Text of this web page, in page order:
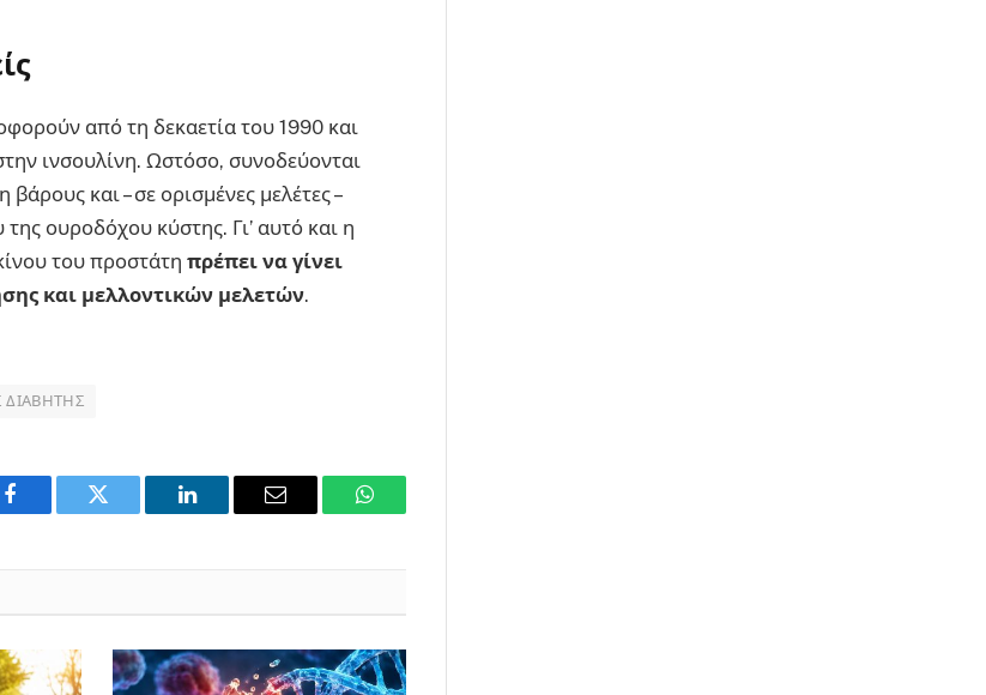
από τη δεκαετία του 1990 και
ινσουλίνη. Ωστόσο, συνοδεύονται
και – σε ορισμένες μελέτες –
ουροδόχου κύστης. Γι’ αυτό και η
του προστάτη πρέπει να γίνει
και μελλοντικών μελετών.
Facebook Twitter LinkedIn Email WhatsApp